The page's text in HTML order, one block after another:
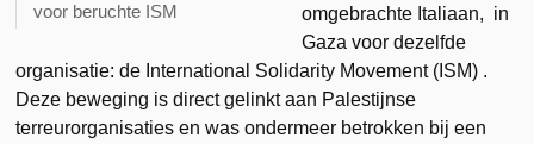
voor beruchte ISM
omgebrachte Italiaan, in
Gaza voor dezelfde
organisatie: de International Solidarity Movement (ISM) .
Deze beweging is direct gelinkt aan Palestijnse
terreurorganisaties en was ondermeer betrokken bij een